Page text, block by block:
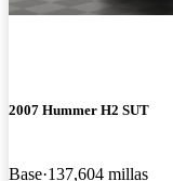
2007 Hummer H2 SUT
Base 137,604 millas